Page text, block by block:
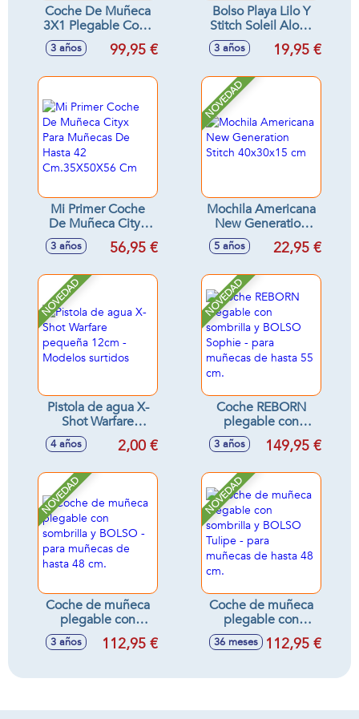
Coche De Muñeca
3X1 Plegable Coco
Con Mochila Para
Muñecas De Hasta
3 años 99,95 €
Bolso Playa Lilo Y
Stitch Soleil Aloha
37x52x17cm
3 años 19,95 €
Mi Primer Coche
De Muñeca Cityx
Para Muñecas De
Hasta 42
3 años 56,95 €
NOVEDAD
Mochila Americana
New Generation
Stitch 40x30x15 cm
5 años 22,95 €
NOVEDAD
Pistola de agua X-
Shot Warfare
pequeña 12cm -
Modelos surtidos
4 años 2,00 €
NOVEDAD
Coche REBORN
plegable con
sombrilla y BOLSO
Sophie - para
55 cm.
3 años 149,95 €
NOVEDAD
Coche de muñeca
plegable con
sombrilla y BOLSO
- para muñecas de
3 años 112,95 €
NOVEDAD
Coche de muñeca
plegable con
sombrilla y BOLSO
Tulipe - para
48 cm.
36 meses 112,95 €